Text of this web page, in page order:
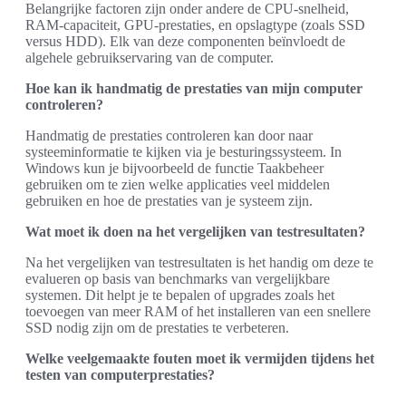
Belangrijke factoren zijn onder andere de CPU-snelheid,
RAM-capaciteit, GPU-prestaties, en opslagtype (zoals SSD
versus HDD). Elk van deze componenten beïnvloedt de
algehele gebruikservaring van de computer.
Hoe kan ik handmatig de prestaties van mijn computer
controleren?
Handmatig de prestaties controleren kan door naar
systeeminformatie te kijken via je besturingssysteem. In
Windows kun je bijvoorbeeld de functie Taakbeheer
gebruiken om te zien welke applicaties veel middelen
gebruiken en hoe de prestaties van je systeem zijn.
Wat moet ik doen na het vergelijken van testresultaten?
Na het vergelijken van testresultaten is het handig om deze te
evalueren op basis van benchmarks van vergelijkbare
systemen. Dit helpt je te bepalen of upgrades zoals het
toevoegen van meer RAM of het installeren van een snellere
SSD nodig zijn om de prestaties te verbeteren.
Welke veelgemaakte fouten moet ik vermijden tijdens het
testen van computerprestaties?